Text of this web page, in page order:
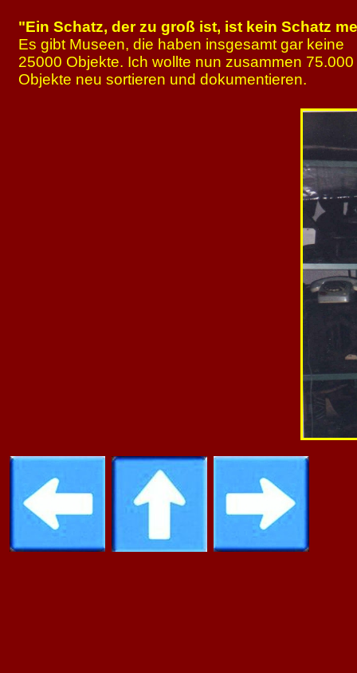
"Ein Schatz, der zu groß ist, ist kein Schatz
Es gibt Museen, die haben insgesamt gar keine
25000 Objekte. Ich wollte nun zusammen 75.000
Objekte neu sortieren und dokumentieren.